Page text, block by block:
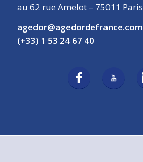
au 62 rue Amelot – 75011 Paris
agedor@agedordefrance.com
(+33) 1 53 24 67 40